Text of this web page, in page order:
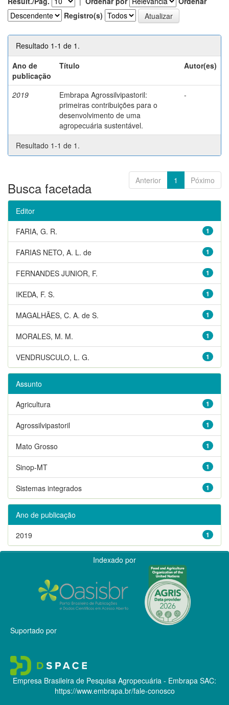
Registro(s)
Resultado 1-1 de 1.
Ano de
publicação
Título Autor(es)
2019
Embrapa Agrossilvipastoril:
primeiras contribuições para o
desenvolvimento de uma
agropecuária sustentável.
-
Resultado 1-1 de 1.
Anterior 1 Póximo
Busca facetada
Editor
1
FARIA, G. R.
1
FARIAS NETO, A. L. de
1
FERNANDES JUNIOR, F.
1
IKEDA, F. S.
1
MAGALHÃES, C. A. de S.
1
MORALES, M. M.
1
VENDRUSCULO, L. G.
Assunto
1
Agricultura
1
Agrossilvipastoril
1
Mato Grosso
1
Sinop-MT
1
Sistemas integrados
Ano de publicação
1
2019
Indexado por
Suportado por
Empresa Brasileira de Pesquisa Agropecuária - Embrapa SAC:
https://www.embrapa.br/fale-conosco